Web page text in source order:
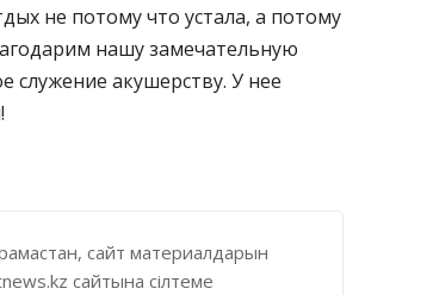
не потому что устала, а потому
нашу замечательную
служение акушерству. У нее
сайт материалдарын
сайтына сілтеме